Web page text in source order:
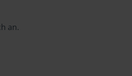
an.